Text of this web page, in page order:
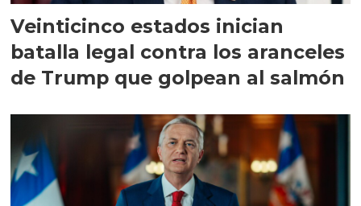
Veinticinco estados inician
batalla legal contra los aranceles
de Trump que golpean al salmón